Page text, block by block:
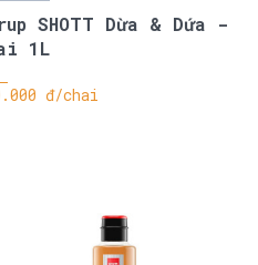
SHOTT Dừa & Dứa -
1L
đ/chai